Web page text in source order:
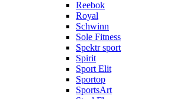
Reebok
Royal
Schwinn
Sole Fitness
Spektr sport
Spirit
Sport Elit
Sportop
SportsArt